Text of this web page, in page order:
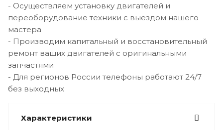
- Осуществляем установку двигателей и
переоборудование техники с выездом нашего
мастера
- Производим капитальный и восстановительный
ремонт ваших двигателей с оригинальными
запчастями
- Для регионов России телефоны работают 24/7
без выходных
Характеристики